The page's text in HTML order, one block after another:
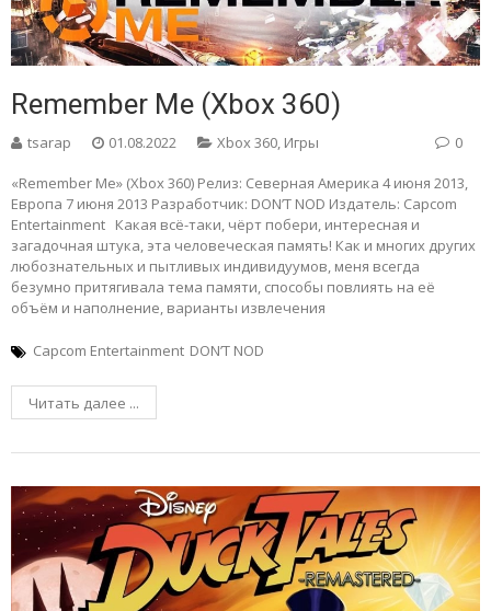
Remember Me (Xbox 360)
tsarap 01.08.2022 Xbox 360, Игры 0
«Remember Me» (Xbox 360) Релиз: Северная Америка 4 июня 2013,
Европа 7 июня 2013 Разработчик: DON’T NOD Издатель: Capcom
Entertainment Какая всё-таки, чёрт побери, интересная и
загадочная штука, эта человеческая память! Как и многих других
любознательных и пытливых индивидуумов, меня всегда
безумно притягивала тема памяти, способы повлиять на её
объём и наполнение, варианты извлечения
Capcom Entertainment DON’T NOD
Читать далее ...